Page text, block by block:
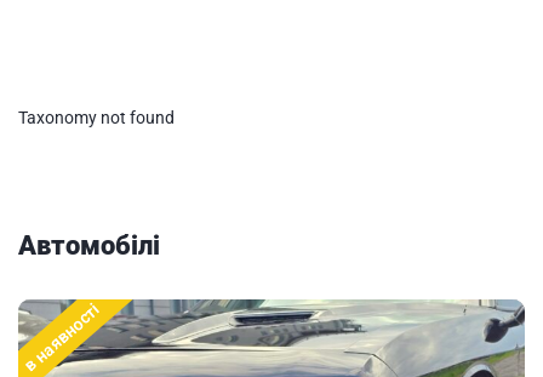
Taxonomy not found
Автомобілі
в наявності